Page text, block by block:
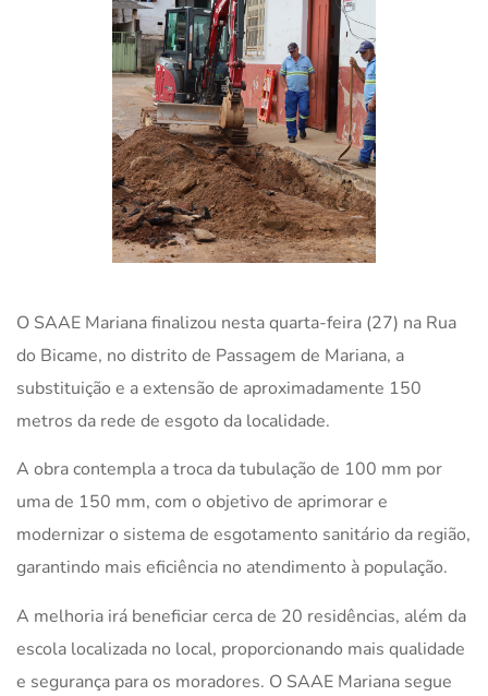
O SAAE Mariana finalizou nesta quarta-feira (27) na Rua
do Bicame, no distrito de Passagem de Mariana, a
substituição e a extensão de aproximadamente 150
metros da rede de esgoto da localidade.
A obra contempla a troca da tubulação de 100 mm por
uma de 150 mm, com o objetivo de aprimorar e
modernizar o sistema de esgotamento sanitário da região,
garantindo mais eficiência no atendimento à população.
A melhoria irá beneficiar cerca de 20 residências, além da
escola localizada no local, proporcionando mais qualidade
e segurança para os moradores. O SAAE Mariana segue